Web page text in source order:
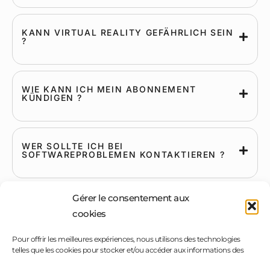
Gérer le consentement aux
cookies
Pour offrir les meilleures expériences, nous utilisons des technologies
telles que les cookies pour stocker et/ou accéder aux informations des
KANN VIRTUAL REALITY GEFÄHRLICH SEIN
?
WIE KANN ICH MEIN ABONNEMENT
KÜNDIGEN ?
WER SOLLTE ICH BEI
SOFTWAREPROBLEMEN KONTAKTIEREN ?
Bereit, loszulegen ?